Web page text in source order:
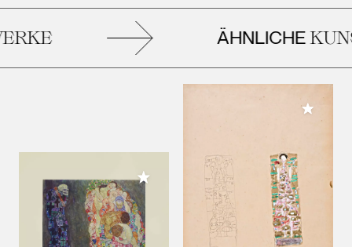
ÄHNLICHE
Meiner Sammlung hinzufügen
Meiner